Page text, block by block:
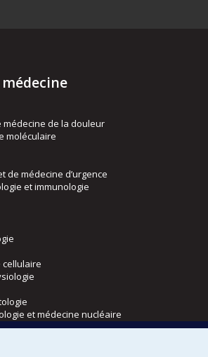
de la douleur
moléculaire
de médecine d’urgence
et immunologie
cellulaire
et médecine nucléaire